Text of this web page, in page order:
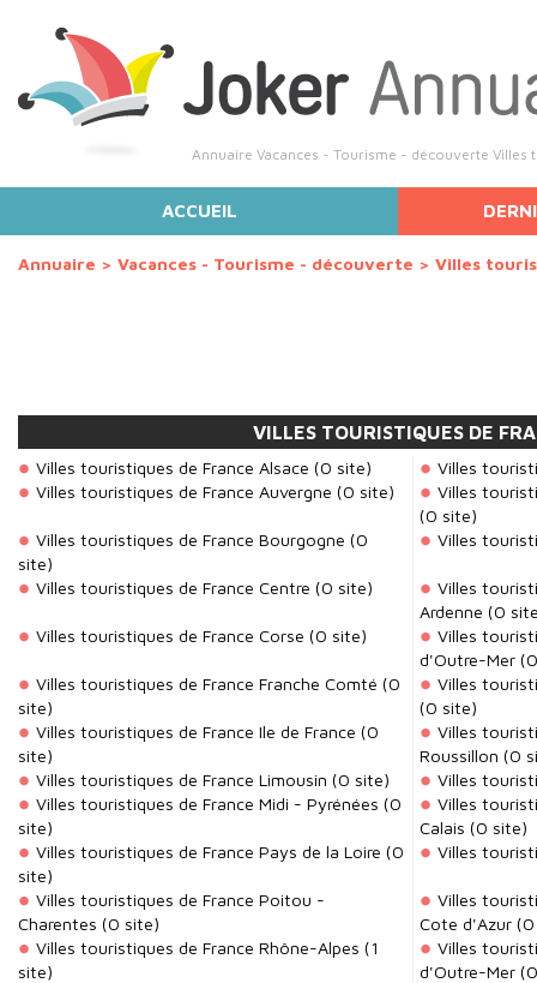
Annuaire Vacances - Tourisme - découverte
VILLES TOURISTIQUES DE
ACCUEIL
Annuaire > Vacances - Tourisme - découverte > Villes
Villes touristiques de France Alsace (0 site)
Villes
Villes touristiques de France Auvergne (0 site)
Villes
(0 site)
Villes touristiques de France Bourgogne (0
site)
Villes
Villes touristiques de France Centre (0 site)
Villes
Ardenne (0
Villes touristiques de France Corse (0 site)
Villes
d'Outre-Mer
Villes touristiques de France Franche Comté (0
site)
Villes
(0 site)
Villes touristiques de France Ile de France (0
site)
Villes
Roussillon (0
Villes touristiques de France Limousin (0 site)
Villes
Villes touristiques de France Midi - Pyrénées (0
site)
Villes
Calais (0 site)
Villes touristiques de France Pays de la Loire (0
site)
Villes
Villes touristiques de France Poitou -
Charentes (0 site)
Villes
Cote d'Azur
Villes touristiques de France Rhône-Alpes (1
site)
Villes
d'Outre-Mer